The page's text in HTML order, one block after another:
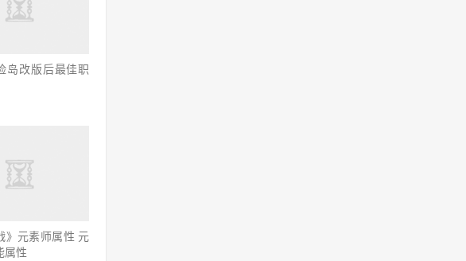
岛改版后最佳职
》元素师属性 元
属性